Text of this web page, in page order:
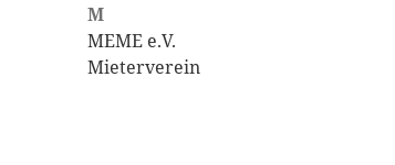
M
MEME e.V.
Mieterverein